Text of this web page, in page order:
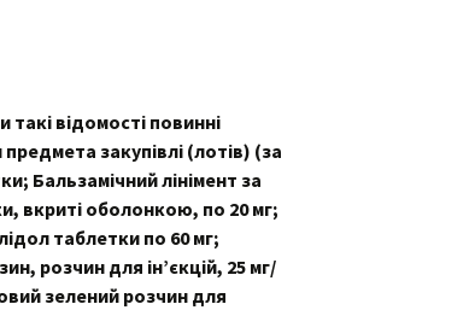
відомості повинні
закупівлі (лотів) (за
Бальзамічний лінімент за
вкриті оболонкою, по 20 мг;
таблетки по 60 мг;
розчин для ін’єкцій, 25 мг/
зелений розчин для